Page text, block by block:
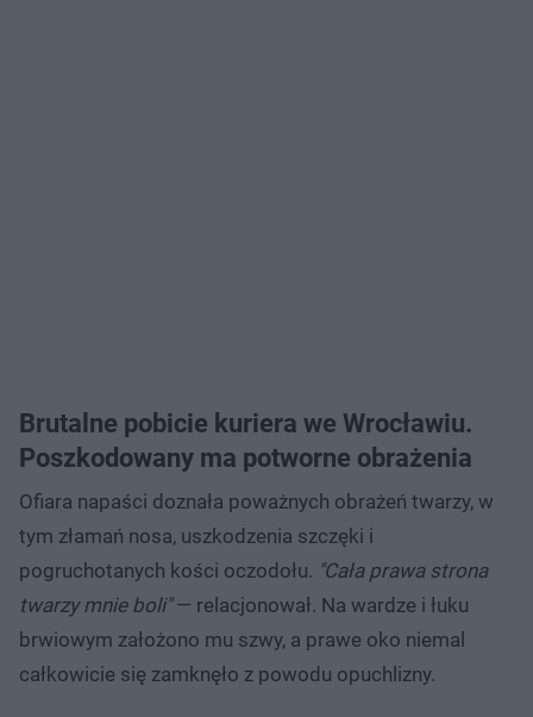
Brutalne pobicie kuriera we Wrocławiu.
Poszkodowany ma potworne obrażenia
Ofiara napaści doznała poważnych obrażeń twarzy, w
tym złamań nosa, uszkodzenia szczęki i
pogruchotanych kości oczodołu. "Cała prawa strona
twarzy mnie boli"— relacjonował. Na wardze i łuku
brwiowym założono mu szwy, a prawe oko niemal
całkowicie się zamknęło z powodu opuchlizny.